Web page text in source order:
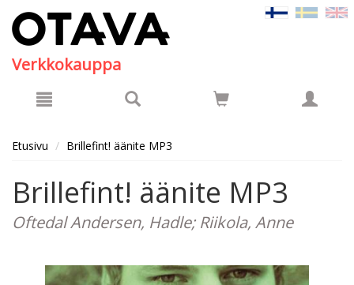
Verkkokauppa
Etusivu Brillefint! äänite MP3
Brillefint! äänite MP3
Oftedal Andersen, Hadle; Riikola, Anne